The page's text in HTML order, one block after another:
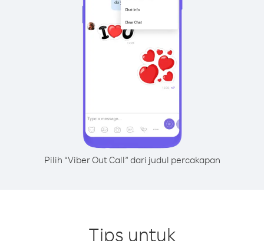
Pilih “Viber Out Call” dari judul percakapan
Tips untuk